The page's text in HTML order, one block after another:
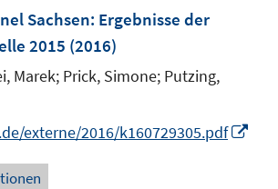
Sachsen: Ergebnisse der
2015 (2016)
Marek; Prick, Simone; Putzing,
externe/2016/k160729305.pdf